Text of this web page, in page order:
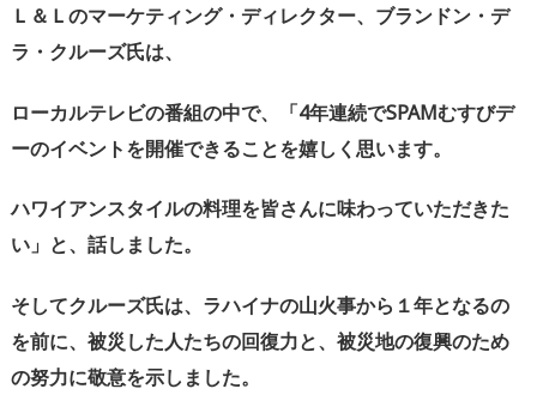
Ｌ＆Ｌのマーケティング・ディレクター、ブランドン・デ
ラ・クルーズ氏は、
ローカルテレビの番組の中で、「4年連続でSPAMむすびデ
ーのイベントを開催できることを嬉しく思います。
ハワイアンスタイルの料理を皆さんに味わっていただきた
い」と、話しました。
そしてクルーズ氏は、ラハイナの山火事から１年となるの
を前に、被災した人たちの回復力と、被災地の復興のため
の努力に敬意を示しました。